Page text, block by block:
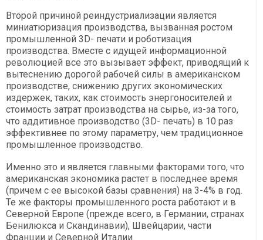
Второй причиной реиндустриализации является
миниатюризация производства, вызванная ростом
промышленной 3D- печати и роботизация
производства. Вместе с идущей информационной
революцией все это вызывает эффект, приводящий к
вытеснению дорогой рабочей силы в американском
производстве, снижению других экономических
издержек, таких, как стоимость энергоносителей и
стоимость затрат производства на сырье, из-за того,
что аддитивное производство (3D- печать) в 10 раз
эффективнее по этому параметру, чем традиционное
промышленное производство.
Именно это и является главными факторами того, что
американская экономика растет в последнее время
(причем с ее высокой базы сравнения) на 3-4% в год.
Те же факторы промышленного роста работают и в
Северной Европе (прежде всего, в Германии, странах
Бенилюкса и Скандинавии), Швейцарии, части
Франции и Северной Италии.